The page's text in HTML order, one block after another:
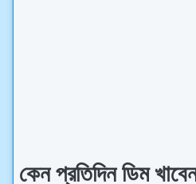
কেন প্রতিদিন ডিম